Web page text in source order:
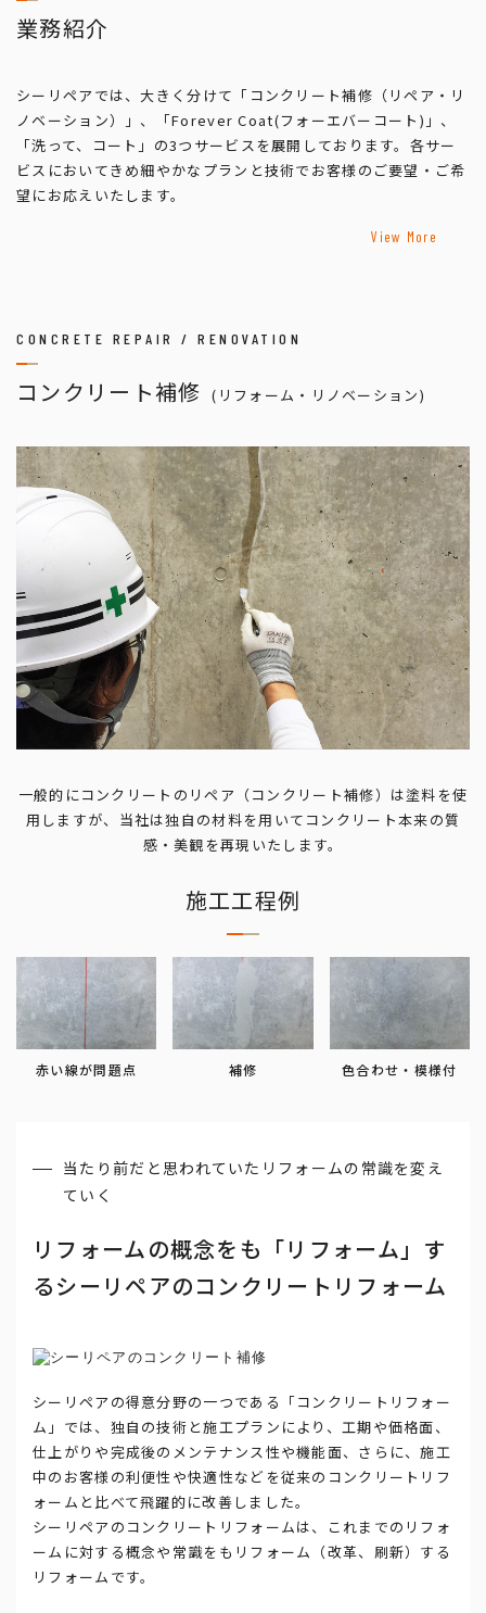
業務紹介
シーリペアでは、大きく分けて「コンクリート補修（リペア・リ
ノベーション）」、「Forever Coat(フォーエバーコート)」、
「洗って、コート」の3つサービスを展開しております。各サー
ビスにおいてきめ細やかなプランと技術でお客様のご要望・ご希
望にお応えいたします。
View More
CONCRETE REPAIR / RENOVATION
コンクリート補修 (リフォーム・リノベーション)
一般的にコンクリートのリペア（コンクリート補修）は塗料を使
用しますが、当社は独自の材料を用いてコンクリート本来の質
感・美観を再現いたします。
施工工程例
赤い線が問題点 補修 色合わせ・模様付
当たり前だと思われていたリフォームの常識を変え
ていく
リフォームの概念をも「リフォーム」す
るシーリペアのコンクリートリフォーム
シーリペアの得意分野の一つである「コンクリートリフォー
ム」では、独自の技術と施工プランにより、工期や価格面、
仕上がりや完成後のメンテナンス性や機能面、さらに、施工
中のお客様の利便性や快適性などを従来のコンクリートリフ
ォームと比べて飛躍的に改善しました。
シーリペアのコンクリートリフォームは、これまでのリフォ
ームに対する概念や常識をもリフォーム（改革、刷新）する
リフォームです。